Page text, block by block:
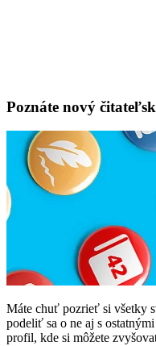
Poznáte nový
Máte chuť pozrieť si všetky
podeliť sa o ne aj s
profil, kde si môžete